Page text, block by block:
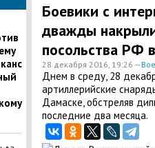
Боевики с
дважды
посольства РФ
28 декабря 2016, 19:26 —
Днем в среду, 28
артиллерийские
Дамаске, обстреляв
последние два месяца.